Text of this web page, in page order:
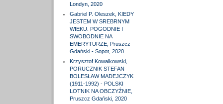
Londyn, 2020
Gabriel P. Oleszek, KIEDY
JESTEM W SREBRNYM
WIEKU. POGODNIE I
SWOBODNIE NA
EMERYTURZE, Pruszcz
Gdański - Sopot, 2020
Krzysztof Kowalkowski,
PORUCZNIK STEFAN
BOLESŁAW MADEJCZYK
(1911-1992) - POLSKI
LOTNIK NA OBCZYŹNIE,
Pruszcz Gdański, 2020